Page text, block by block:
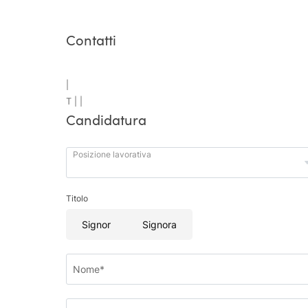
Contatti
T |
Candidatura
Posizione lavorativa
Titolo
Signor Signora
Nome*